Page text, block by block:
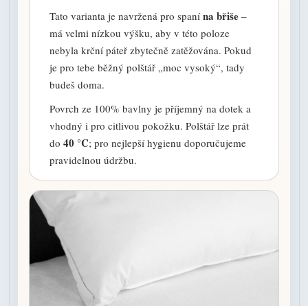
Tato varianta je navržená pro spanína břiše–
má velmi nízkou výšku, aby v této poloze
nebyla krční páteř zbytečně zatěžována. Pokud
je pro tebe běžný polštář „moc vysoký“, tady
budeš doma.
Povrch ze 100% bavlny je příjemný na dotek a
vhodný i pro citlivou pokožku. Polštář lze prát
do 40 °C; pro nejlepší hygienu doporučujeme
pravidelnou údržbu.